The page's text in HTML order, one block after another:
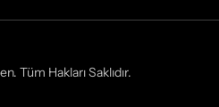
Tüm Hakları Saklıdır.